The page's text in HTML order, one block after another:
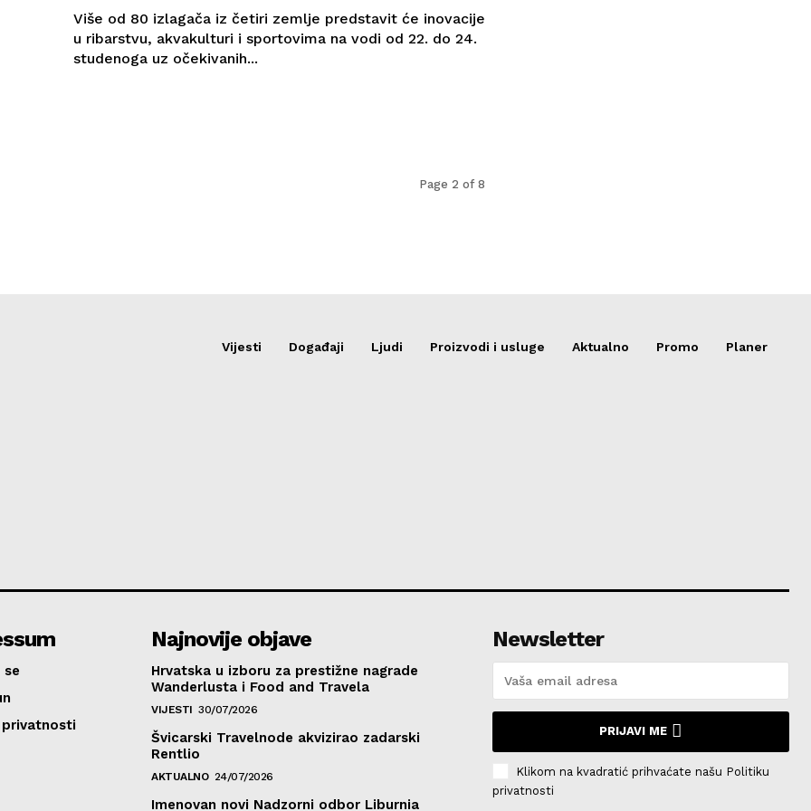
Više od 80 izlagača iz četiri zemlje predstavit će inovacije
u ribarstvu, akvakulturi i sportovima na vodi od 22. do 24.
studenoga uz očekivanih...
Page 2 of 8
Vijesti Događaji Ljudi Proizvodi i usluge Aktualno Promo Planer
se
Najnovije objave
Hrvatska u izboru za prestižne nagrade
Wanderlusta i Food and Travela
VIJESTI 30/07/2026
Švicarski Travelnode akvizirao zadarski
Rentlio
AKTUALNO 24/07/2026
Imenovan novi Nadzorni odbor Liburnia
Newsletter
PRIJAVI ME
Klikom na kvadratić prihvaćate našu Politiku
privatnosti